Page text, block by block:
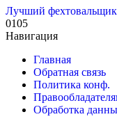
Лучший
0105
Навигация
Главная
Обратная связь
Политика конф.
Обработка